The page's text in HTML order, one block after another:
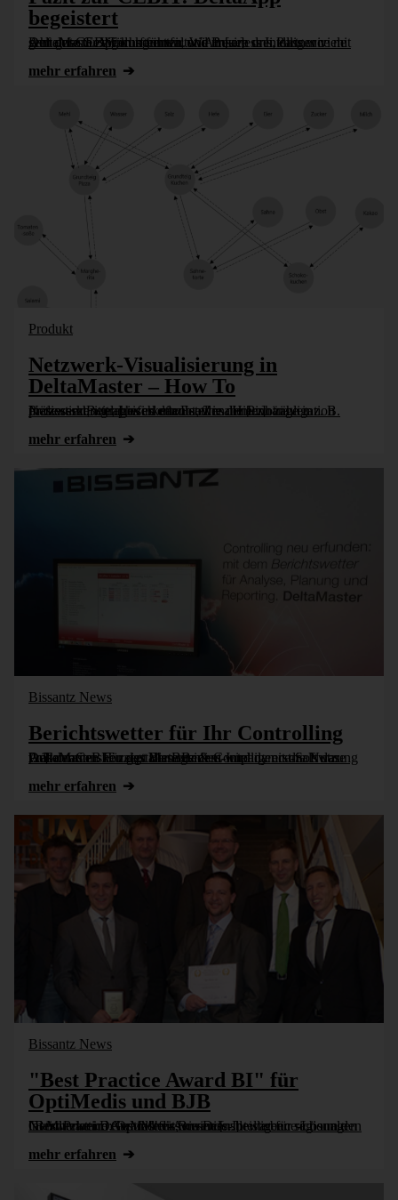
begeistert
Auf der CEBIT durften wir und unsere drei Partner viele sehr gute Gespräche führen. Wir freuen uns, dass wir gemeinsam zeigen konnten, wie Business Intelligence mit DeltaMaster Wirkung entfaltet. An [...]
mehr erfahren
Produkt
Netzwerk-Visualisierung in
DeltaMaster – How To
In diesem Beitrag wird ein Feature der Pivotnavigation präsentiert, welches es erlaubt, Zusammenhänge in Netzwerken graphisch darzustellen. Hierzu zählen z. B. Prozessschritte, Lieferketten sowie die [...]
mehr erfahren
Bissantz News
Berichtswetter für Ihr Controlling
Auf der CeBIT zeigt Bissantz & Company erstmals das vollkommen neu gestaltete Bedien- und Präsentationskonzept der Business-Intelligence-Software DeltaMaster. Für das Management wird damit die Nutzung [...]
mehr erfahren
Bissantz News
"Best Practice Award BI" für
OptiMedis und BJB
Gleich zwei DeltaMaster-Anwender bewarben sich um den "Best Practice Award" für Business-Intelligence-Lösungen im Mittelstand: OptiMedis, ein Dienstleister für regionale Netzwerke im Gesundheits­wesen [...]
mehr erfahren